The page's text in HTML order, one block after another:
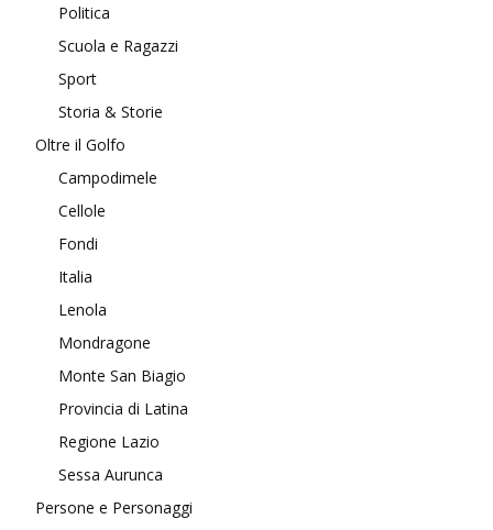
Politica
Scuola e Ragazzi
Sport
Storia & Storie
Oltre il Golfo
Campodimele
Cellole
Fondi
Italia
Lenola
Mondragone
Monte San Biagio
Provincia di Latina
Regione Lazio
Sessa Aurunca
Persone e Personaggi